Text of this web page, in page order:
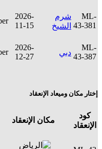
ML-
43-381
شرم
الشيخ
2026-
11-15
ML-
43-387 دبي
2026-
12-27
إختار مكان وميعاد الإنعقاد
كود
الإنعقاد
مكان الإنعقاد